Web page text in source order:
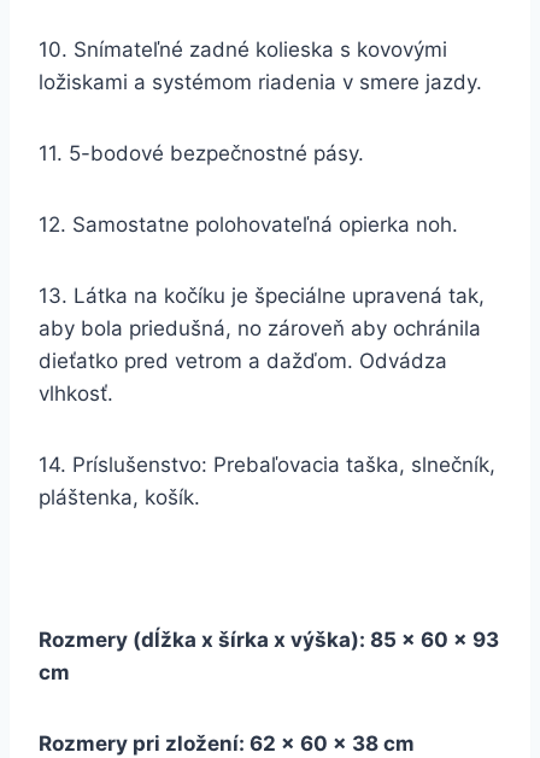
10. Snímateľné zadné kolieska s kovovými
ložiskami a systémom riadenia v smere jazdy.
11. 5-bodové bezpečnostné pásy.
12. Samostatne polohovateľná opierka noh.
13. Látka na kočíku je špeciálne upravená tak,
aby bola priedušná, no zároveň aby ochránila
dieťatko pred vetrom a dažďom. Odvádza
vlhkosť.
14. Príslušenstvo: Prebaľovacia taška, slnečník,
pláštenka, košík.
Rozmery (dĺžka x šírka x výška): 85 x 60 x 93
cm
Rozmery pri zložení: 62 x 60 x 38 cm